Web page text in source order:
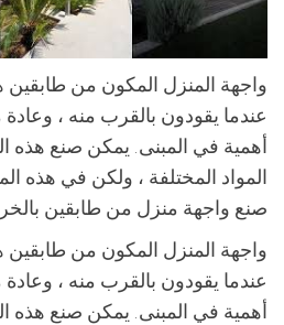
واجهة المنزل المكون من
عندما يقودون بالقرب منه ، وعادة
أهمية في المبنى. يمكن صنع هذه
المواد المختلفة ، ولكن في هذه
صنع واجهة منزل من طابقين
واجهة المنزل المكون من
عندما يقودون بالقرب منه ، وعادة
أهمية في المبنى. يمكن صنع هذه